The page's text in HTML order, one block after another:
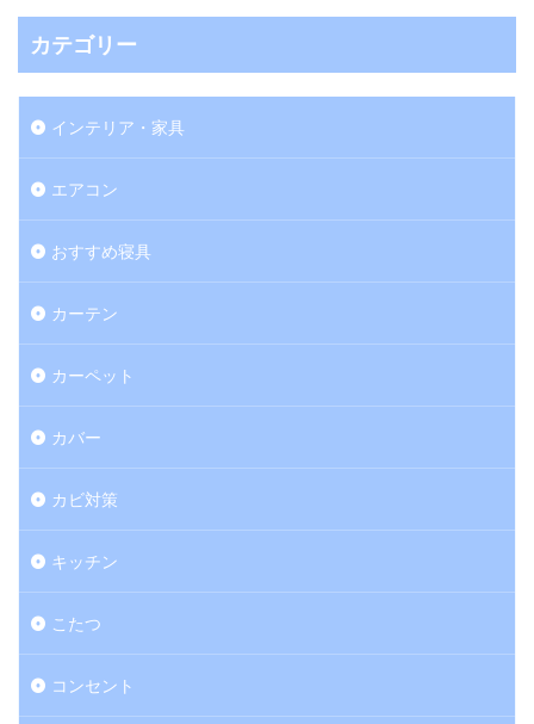
カテゴリー
インテリア・家具
エアコン
おすすめ寝具
カーテン
カーペット
カバー
カビ対策
キッチン
こたつ
コンセント